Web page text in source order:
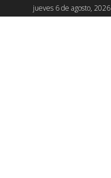
jueves 6 de agosto, 2026